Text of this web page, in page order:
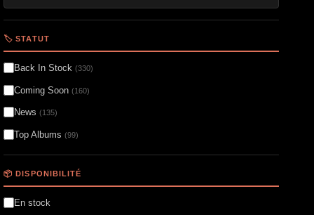
🏷️ STATUT
Back In Stock (330)
Coming Soon (160)
News (135)
Top Albums (99)
📦 DISPONIBILITÉ
En stock